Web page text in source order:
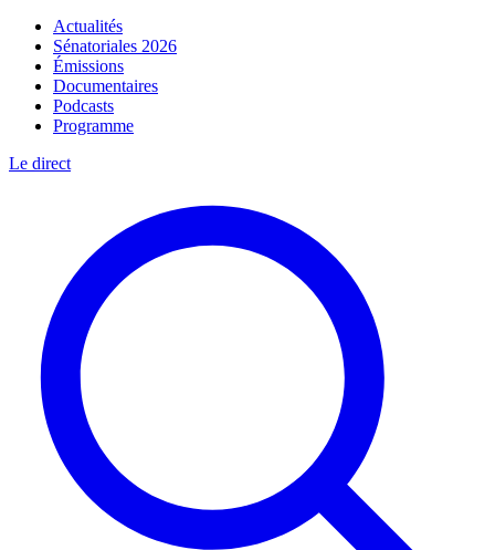
Actualités
Sénatoriales 2026
Émissions
Documentaires
Podcasts
Programme
Le direct